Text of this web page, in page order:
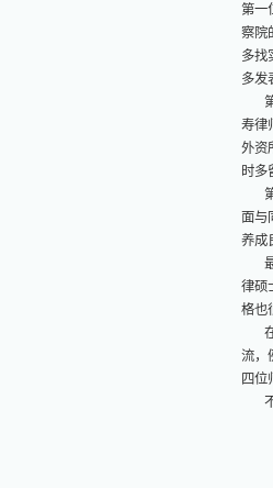
第一
察院
多找
多发
第
寿律
外资
时多
第
面与
养成
最
律硕
格也
在
流，
四位
不